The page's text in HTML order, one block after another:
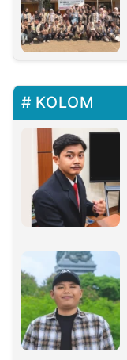
KOLOM